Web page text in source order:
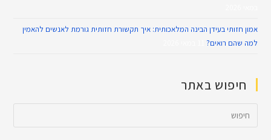
אמון חזותי בעידן הבינה המלאכותית: איך תקשורת חזותית גורמת לאנשים להאמין
למה שהם רואים?
חיפוש באתר